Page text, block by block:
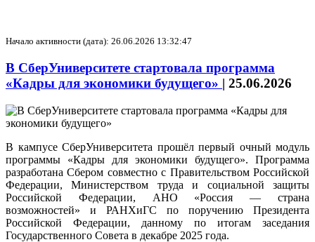
Начало активности (дата): 26.06.2026 13:32:47
В СберУниверситете стартовала программа
«Кадры для экономики будущего» | 25.06.2026
В кампусе СберУниверситета прошёл первый очный модуль
программы «Кадры для экономики будущего». Программа
разработана Сбером совместно с Правительством Российской
Федерации, Министерством труда и социальной защиты
Российской Федерации, АНО «Россия — страна
возможностей» и РАНХиГС по поручению Президента
Российской Федерации, данному по итогам заседания
Государственного Совета в декабре 2025 года.